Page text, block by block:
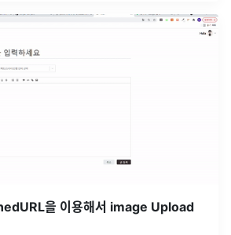
을 이용해서 image Upload